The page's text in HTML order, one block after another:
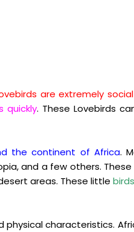
are extremely
quickly. These Lovebirds
the continent of Africa.
and a few others.
areas. These little
characteristics.